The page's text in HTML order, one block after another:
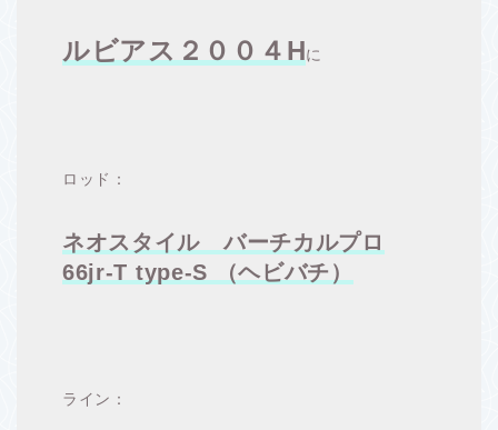
ルビアス２００４Hに
ロッド：
ネオスタイル バーチカルプロ
66jr-T type-S （ヘビバチ）
ライン：